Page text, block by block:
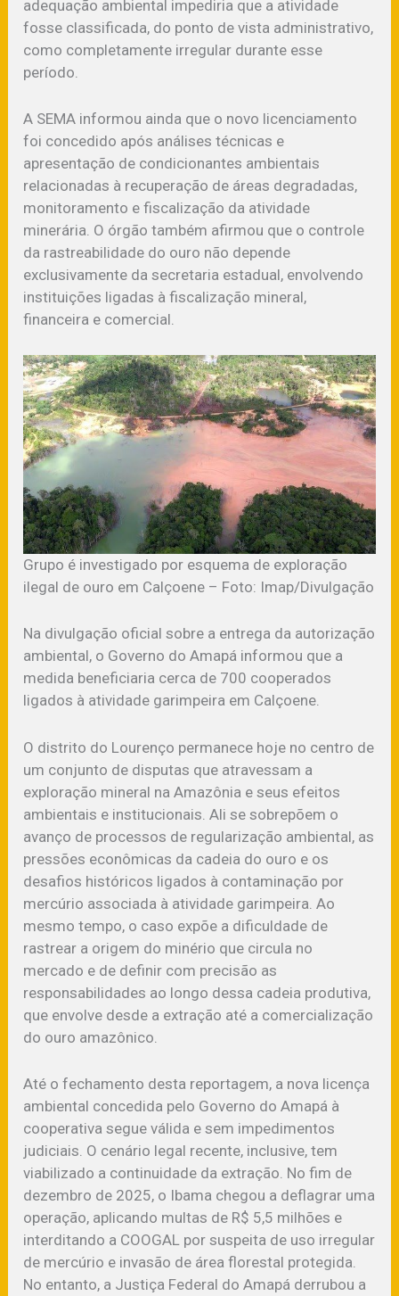
adequação ambiental impediria que a atividade
fosse classificada, do ponto de vista administrativo,
como completamente irregular durante esse
período.
A SEMA informou ainda que o novo licenciamento
foi concedido após análises técnicas e
apresentação de condicionantes ambientais
relacionadas à recuperação de áreas degradadas,
monitoramento e fiscalização da atividade
minerária. O órgão também afirmou que o controle
da rastreabilidade do ouro não depende
exclusivamente da secretaria estadual, envolvendo
instituições ligadas à fiscalização mineral,
financeira e comercial.
Grupo é investigado por esquema de exploração
ilegal de ouro em Calçoene – Foto: Imap/Divulgação
Na divulgação oficial sobre a entrega da autorização
ambiental, o Governo do Amapá informou que a
medida beneficiaria cerca de 700 cooperados
ligados à atividade garimpeira em Calçoene.
O distrito do Lourenço permanece hoje no centro de
um conjunto de disputas que atravessam a
exploração mineral na Amazônia e seus efeitos
ambientais e institucionais. Ali se sobrepõem o
avanço de processos de regularização ambiental, as
pressões econômicas da cadeia do ouro e os
desafios históricos ligados à contaminação por
mercúrio associada à atividade garimpeira. Ao
mesmo tempo, o caso expõe a dificuldade de
rastrear a origem do minério que circula no
mercado e de definir com precisão as
responsabilidades ao longo dessa cadeia produtiva,
que envolve desde a extração até a comercialização
do ouro amazônico.
Até o fechamento desta reportagem, a nova licença
ambiental concedida pelo Governo do Amapá à
cooperativa segue válida e sem impedimentos
judiciais. O cenário legal recente, inclusive, tem
viabilizado a continuidade da extração. No fim de
dezembro de 2025, o Ibama chegou a deflagrar uma
operação, aplicando multas de R$ 5,5 milhões e
interditando a COOGAL por suspeita de uso irregular
de mercúrio e invasão de área florestal protegida.
No entanto, a Justiça Federal do Amapá derrubou a